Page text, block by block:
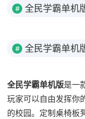
# 全民学霸单机
# 全民学霸单机
全民学霸单机版是一
玩家可以自由发挥你
的校园。定制桌椅板